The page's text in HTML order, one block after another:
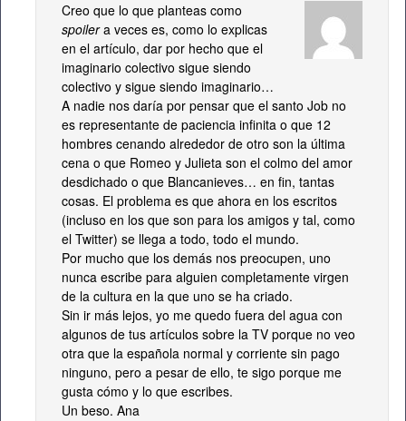
Creo que lo que planteas como
spoilera veces es, como lo explicas
en el artículo, dar por hecho que el
imaginario colectivo sigue siendo
colectivo y sigue siendo imaginario…
A nadie nos daría por pensar que el santo Job no
es representante de paciencia infinita o que 12
hombres cenando alrededor de otro son la última
cena o que Romeo y Julieta son el colmo del amor
desdichado o que Blancanieves… en fin, tantas
cosas. El problema es que ahora en los escritos
(incluso en los que son para los amigos y tal, como
el Twitter) se llega a todo, todo el mundo.
Por mucho que los demás nos preocupen, uno
nunca escribe para alguien completamente virgen
de la cultura en la que uno se ha criado.
Sin ir más lejos, yo me quedo fuera del agua con
algunos de tus artículos sobre la TV porque no veo
otra que la española normal y corriente sin pago
ninguno, pero a pesar de ello, te sigo porque me
gusta cómo y lo que escribes.
Un beso. Ana